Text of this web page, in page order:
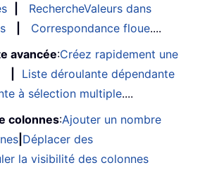
RechercheValeurs dans
Correspondance floue....
avancée:Créez rapidement une
Liste déroulante dépendante
à sélection multiple....
colonnes:Ajouter un nombre
Déplacer des
la visibilité des colonnes